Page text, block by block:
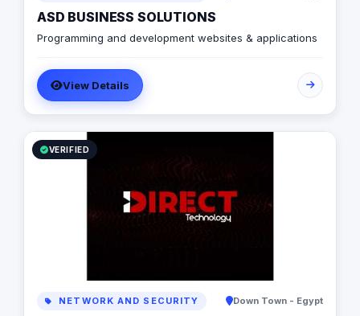
ASD BUSINESS SOLUTIONS
Programming and development websites & applications
View Details
VERIFIED
NETWORK AND SECURITY Down Town - Egypt